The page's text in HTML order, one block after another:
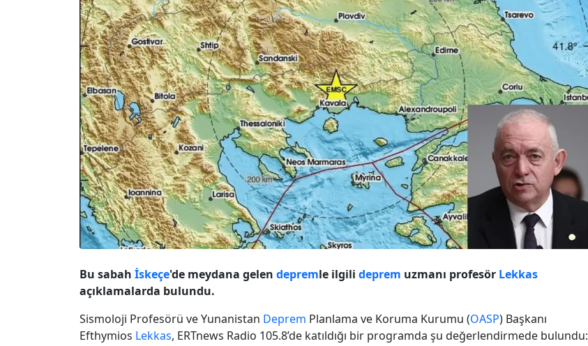
Bu sabah İskeçe'de meydana gelen depremle ilgili deprem uzmanı profesör Lekkas
açıklamalarda bulundu.
Sismoloji Profesörü ve Yunanistan Deprem Planlama ve Koruma Kurumu (OASP) Başkanı
Efthymios Lekkas, ERTnews Radio 105.8’de katıldığı bir programda şu değerlendirmede bulundu: